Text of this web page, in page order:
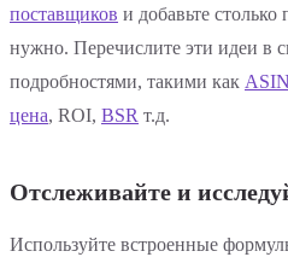
поставщиков и добавьте столько
нужно. Перечислите эти идеи в
подробностями, такими как ASIN
цена, ROI, BSR т.д.
Отслеживайте и
Используйте встроенные